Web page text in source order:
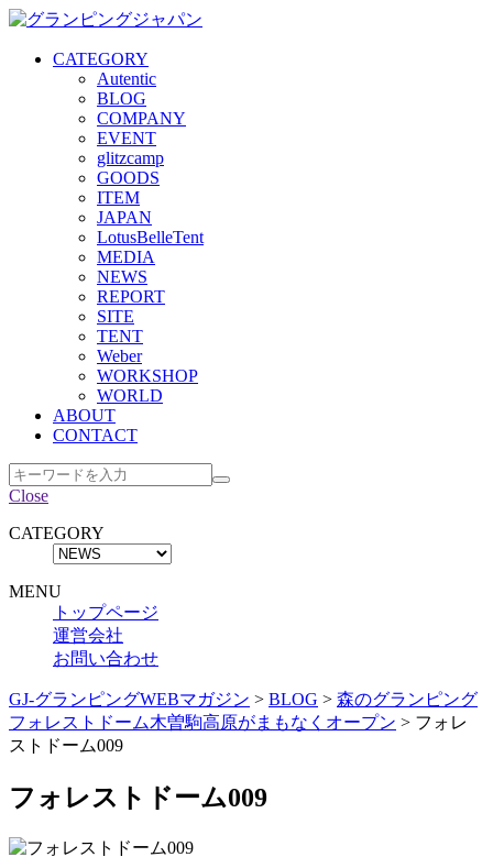
CATEGORY
Autentic
BLOG
COMPANY
EVENT
glitzcamp
GOODS
ITEM
JAPAN
LotusBelleTent
MEDIA
NEWS
REPORT
SITE
TENT
Weber
WORKSHOP
WORLD
ABOUT
CONTACT
Close
CATEGORY
MENU
トップページ
運営会社
お問い合わせ
GJ-グランピングWEBマガジン > BLOG > 森のグランピング
フォレストドーム木曽駒高原がまもなくオープン > フォレ
ストドーム009
フォレストドーム009